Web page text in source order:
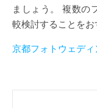
ましょう。 複数の
較検討することをお
京都フォトウェディ